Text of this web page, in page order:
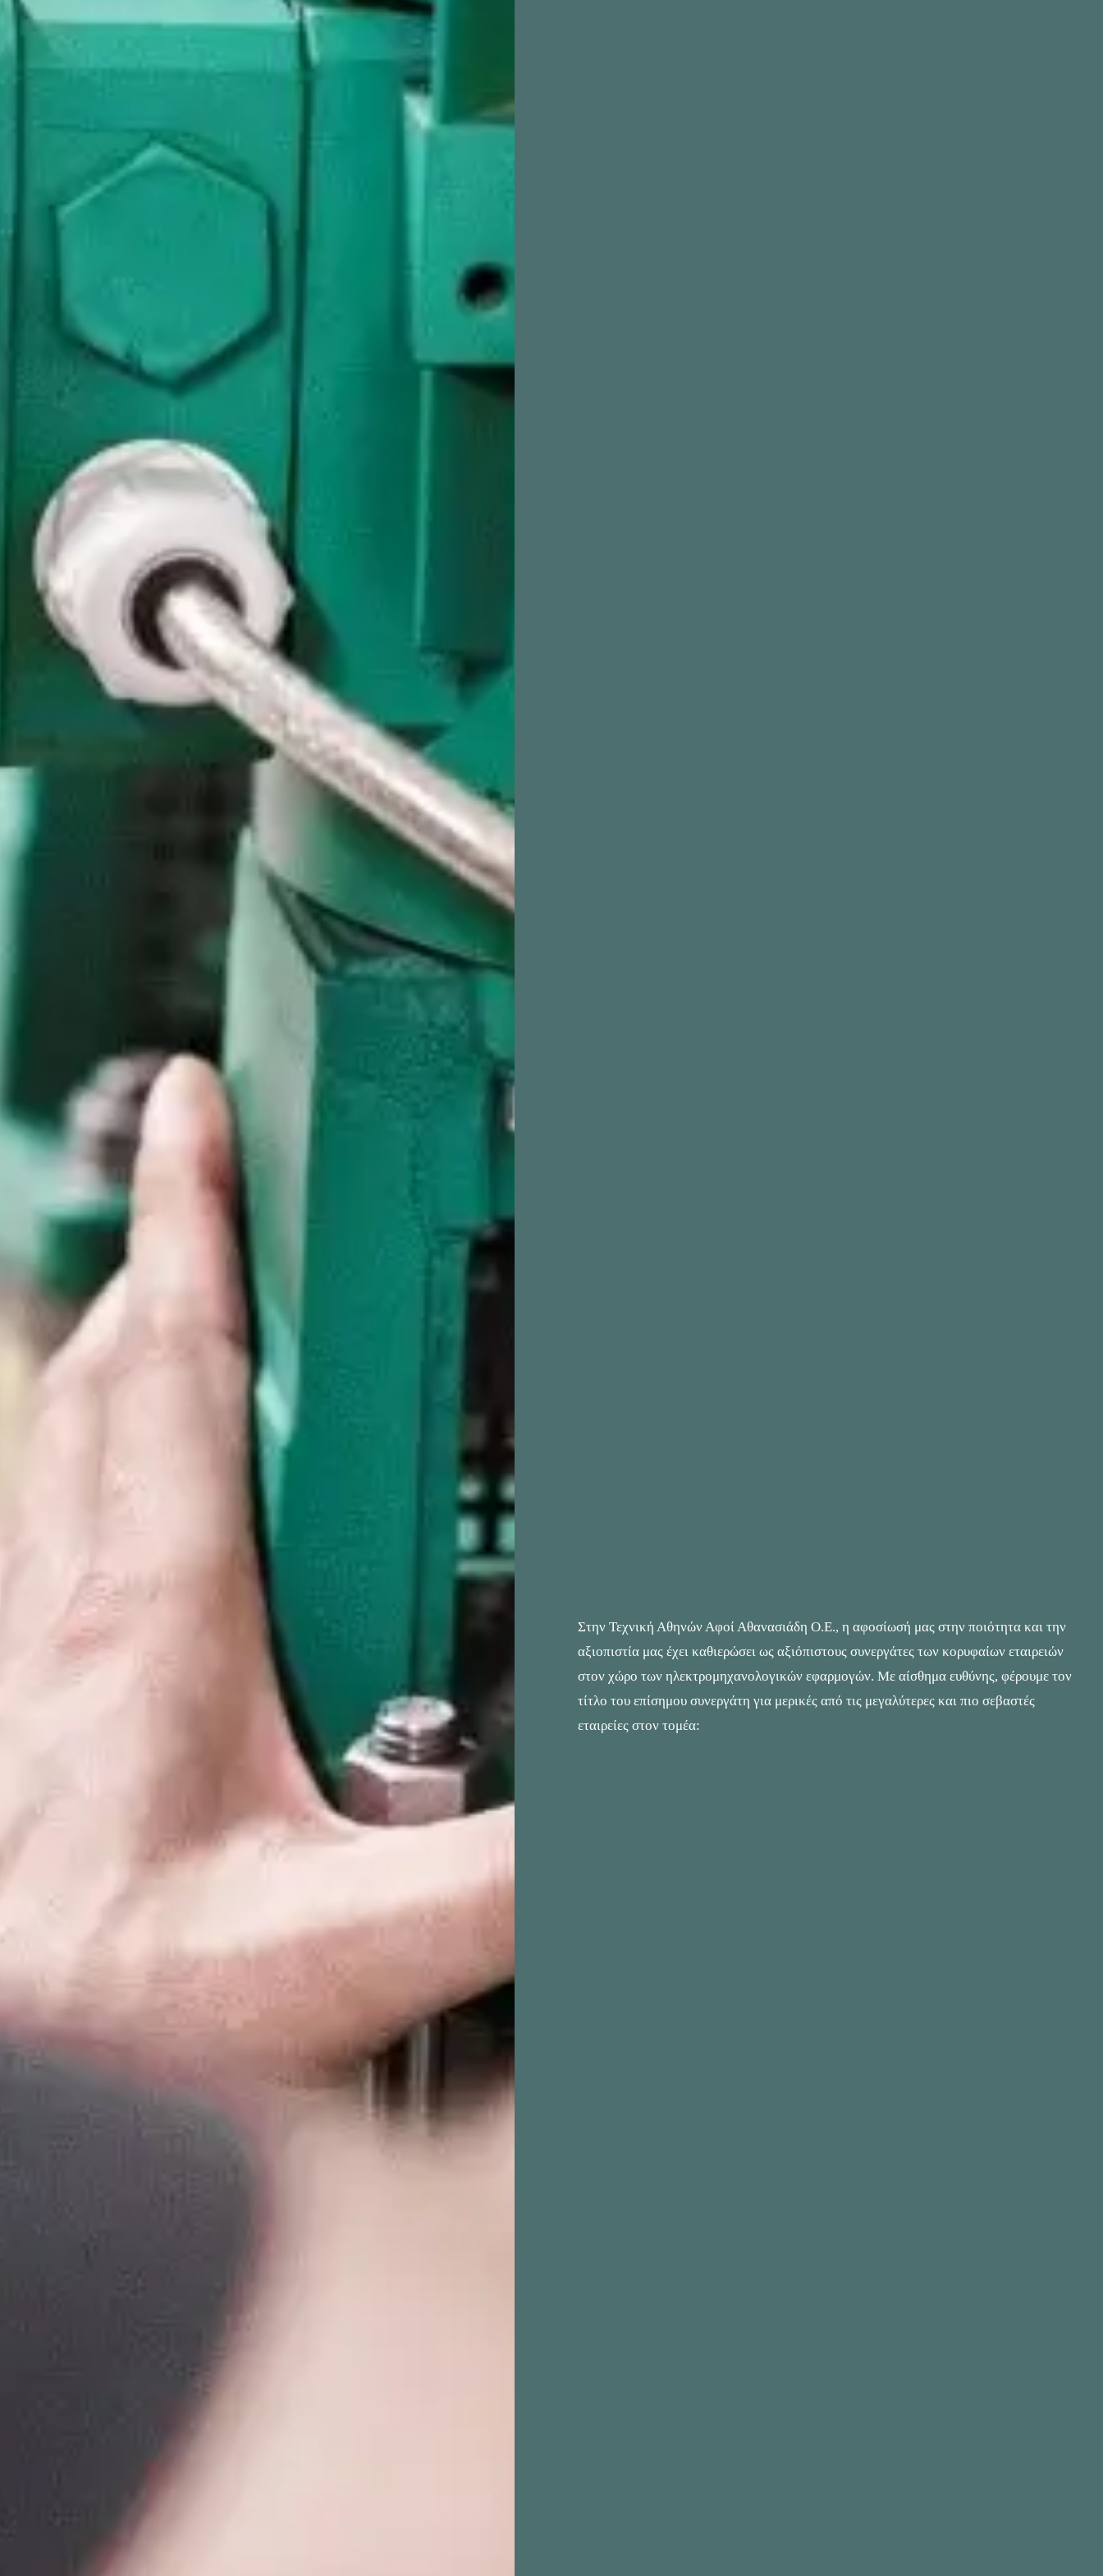
Στην Τεχνική Αθηνών Αφοί Αθανασιάδη Ο.Ε., η αφοσίωσή μας στην ποιότητα και την
αξιοπιστία μας έχει καθιερώσει ως αξιόπιστους συνεργάτες των κορυφαίων εταιρειών
στον χώρο των ηλεκτρομηχανολογικών εφαρμογών. Με αίσθημα ευθύνης, φέρουμε τον
τίτλο του επίσημου συνεργάτη για μερικές από τις μεγαλύτερες και πιο σεβαστές
εταιρείες στον τομέα: